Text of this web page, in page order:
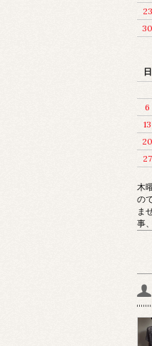
23
30
日
6
13
20
27
木
の
ま
事